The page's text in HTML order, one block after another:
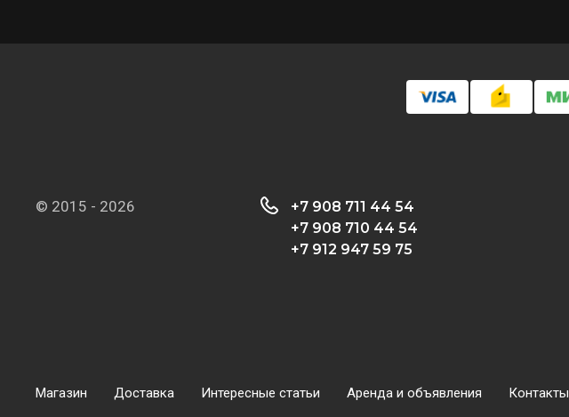
© 2015 - 2026
+7 908 711 44 54
+7 908 710 44 54
+7 912 947 59 75
Магазин Доставка Интересные статьи Аренда и объявления Контакты